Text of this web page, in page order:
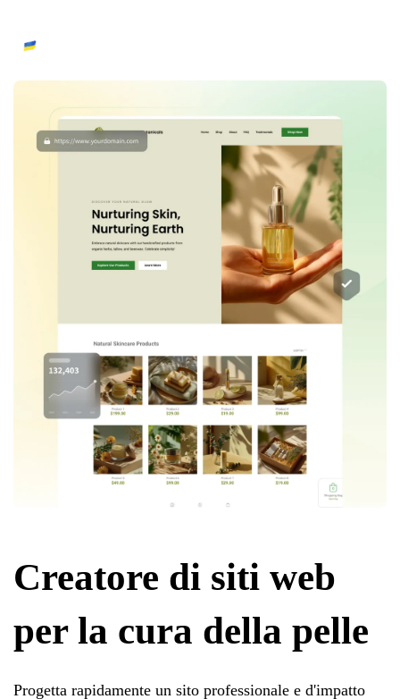
Creatore di siti web
per la cura della pelle
Progetta rapidamente un sito professionale e d'impatto